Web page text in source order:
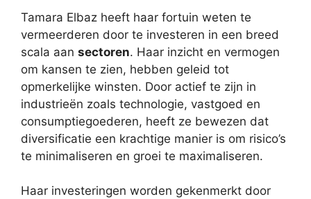
Tamara Elbaz heeft haar fortuin weten te
vermeerderen door te investeren in een breed
scala aan sectoren. Haar inzicht en vermogen
om kansen te zien, hebben geleid tot
opmerkelijke winsten. Door actief te zijn in
industrieën zoals technologie, vastgoed en
consumptiegoederen, heeft ze bewezen dat
diversificatie een krachtige manier is om risico’s
te minimaliseren en groei te maximaliseren.
Haar investeringen worden gekenmerkt door